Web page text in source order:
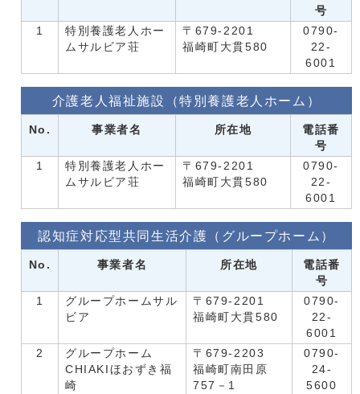
号
1
特別養護老人ホー
ムサルビア荘
〒679-2201
福崎町大貫580
0790-
22-
6001
介護老人福祉施設（特別養護老人ホーム）
No. 事業者名 所在地
電話番
号
1
特別養護老人ホー
ムサルビア荘
〒679-2201
福崎町大貫580
0790-
22-
6001
認知症対応型共同生活介護（グループホーム）
No. 事業者名 所在地
電話番
号
1
グループホームサル
ビア
〒679-2201
福崎町大貫580
0790-
22-
6001
2
グループホーム
CHIAKIほおずき福
崎
〒679-2203
福崎町南田原
757－1
0790-
24-
5600